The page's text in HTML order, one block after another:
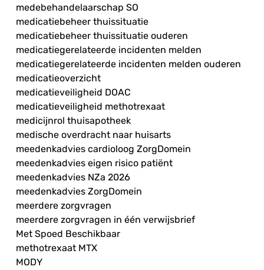
medebehandelaarschap SO
medicatiebeheer thuissituatie
medicatiebeheer thuissituatie ouderen
medicatiegerelateerde incidenten melden
medicatiegerelateerde incidenten melden ouderen
medicatieoverzicht
medicatieveiligheid DOAC
medicatieveiligheid methotrexaat
medicijnrol thuisapotheek
medische overdracht naar huisarts
meedenkadvies cardioloog ZorgDomein
meedenkadvies eigen risico patiënt
meedenkadvies NZa 2026
meedenkadvies ZorgDomein
meerdere zorgvragen
meerdere zorgvragen in één verwijsbrief
Met Spoed Beschikbaar
methotrexaat MTX
MODY